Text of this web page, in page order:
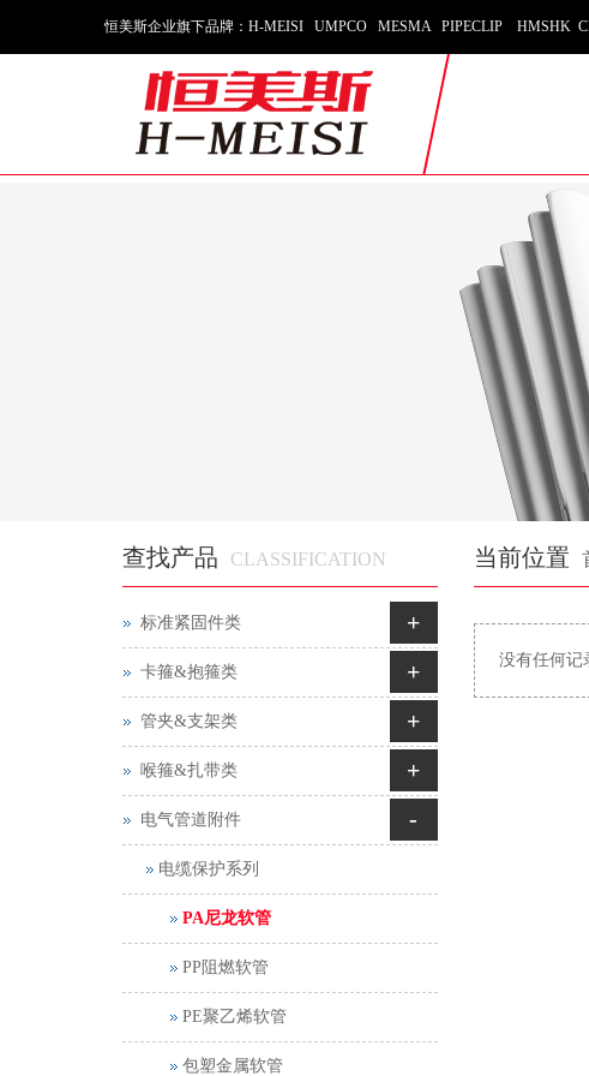
恒美斯企业旗下品牌：H-MEISI UMPCO MESMA PIPECLIP HMSHK
当前位置
没有任何记
查找产品 CLASSIFICATION
标准紧固件类 +
卡箍&抱箍类 +
管夹&支架类 +
喉箍&扎带类 +
电气管道附件 -
电缆保护系列
PA尼龙软管
PP阻燃软管
PE聚乙烯软管
包塑金属软管